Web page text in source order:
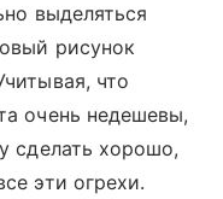
выделяться
рисунок
что
очень недешевы,
сделать хорошо,
эти огрехи.